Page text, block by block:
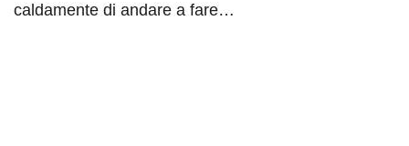
caldamente di andare a fare…